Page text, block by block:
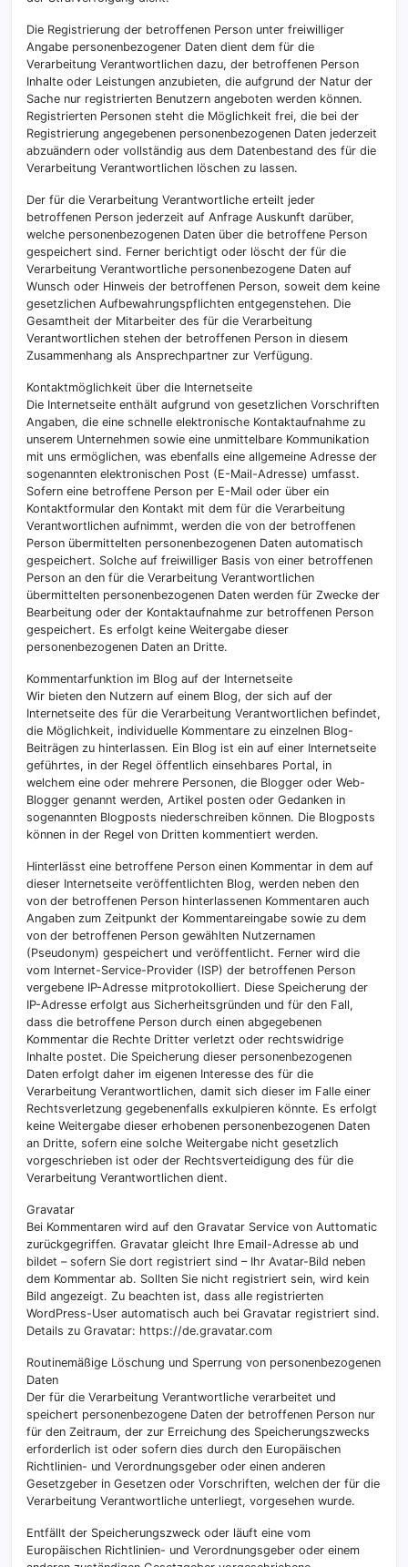
Die Registrierung der betroffenen Person unter freiwilliger
Angabe personenbezogener Daten dient dem für die
Verarbeitung Verantwortlichen dazu, der betroffenen Person
Inhalte oder Leistungen anzubieten, die aufgrund der Natur der
Sache nur registrierten Benutzern angeboten werden können.
Registrierten Personen steht die Möglichkeit frei, die bei der
Registrierung angegebenen personenbezogenen Daten jederzeit
abzuändern oder vollständig aus dem Datenbestand des für die
Verarbeitung Verantwortlichen löschen zu lassen.
Der für die Verarbeitung Verantwortliche erteilt jeder
betroffenen Person jederzeit auf Anfrage Auskunft darüber,
welche personenbezogenen Daten über die betroffene Person
gespeichert sind. Ferner berichtigt oder löscht der für die
Verarbeitung Verantwortliche personenbezogene Daten auf
Wunsch oder Hinweis der betroffenen Person, soweit dem keine
gesetzlichen Aufbewahrungspflichten entgegenstehen. Die
Gesamtheit der Mitarbeiter des für die Verarbeitung
Verantwortlichen stehen der betroffenen Person in diesem
Zusammenhang als Ansprechpartner zur Verfügung.
Kontaktmöglichkeit über die Internetseite
Die Internetseite enthält aufgrund von gesetzlichen Vorschriften
Angaben, die eine schnelle elektronische Kontaktaufnahme zu
unserem Unternehmen sowie eine unmittelbare Kommunikation
mit uns ermöglichen, was ebenfalls eine allgemeine Adresse der
sogenannten elektronischen Post (E-Mail-Adresse) umfasst.
Sofern eine betroffene Person per E-Mail oder über ein
Kontaktformular den Kontakt mit dem für die Verarbeitung
Verantwortlichen aufnimmt, werden die von der betroffenen
Person übermittelten personenbezogenen Daten automatisch
gespeichert. Solche auf freiwilliger Basis von einer betroffenen
Person an den für die Verarbeitung Verantwortlichen
übermittelten personenbezogenen Daten werden für Zwecke der
Bearbeitung oder der Kontaktaufnahme zur betroffenen Person
gespeichert. Es erfolgt keine Weitergabe dieser
personenbezogenen Daten an Dritte.
Kommentarfunktion im Blog auf der Internetseite
Wir bieten den Nutzern auf einem Blog, der sich auf der
Internetseite des für die Verarbeitung Verantwortlichen befindet,
die Möglichkeit, individuelle Kommentare zu einzelnen Blog-
Beiträgen zu hinterlassen. Ein Blog ist ein auf einer Internetseite
geführtes, in der Regel öffentlich einsehbares Portal, in
welchem eine oder mehrere Personen, die Blogger oder Web-
Blogger genannt werden, Artikel posten oder Gedanken in
sogenannten Blogposts niederschreiben können. Die Blogposts
können in der Regel von Dritten kommentiert werden.
Hinterlässt eine betroffene Person einen Kommentar in dem auf
dieser Internetseite veröffentlichten Blog, werden neben den
von der betroffenen Person hinterlassenen Kommentaren auch
Angaben zum Zeitpunkt der Kommentareingabe sowie zu dem
von der betroffenen Person gewählten Nutzernamen
(Pseudonym) gespeichert und veröffentlicht. Ferner wird die
vom Internet-Service-Provider (ISP) der betroffenen Person
vergebene IP-Adresse mitprotokolliert. Diese Speicherung der
IP-Adresse erfolgt aus Sicherheitsgründen und für den Fall,
dass die betroffene Person durch einen abgegebenen
Kommentar die Rechte Dritter verletzt oder rechtswidrige
Inhalte postet. Die Speicherung dieser personenbezogenen
Daten erfolgt daher im eigenen Interesse des für die
Verarbeitung Verantwortlichen, damit sich dieser im Falle einer
Rechtsverletzung gegebenenfalls exkulpieren könnte. Es erfolgt
keine Weitergabe dieser erhobenen personenbezogenen Daten
an Dritte, sofern eine solche Weitergabe nicht gesetzlich
vorgeschrieben ist oder der Rechtsverteidigung des für die
Verarbeitung Verantwortlichen dient.
Gravatar
Bei Kommentaren wird auf den Gravatar Service von Auttomatic
zurückgegriffen. Gravatar gleicht Ihre Email-Adresse ab und
bildet – sofern Sie dort registriert sind – Ihr Avatar-Bild neben
dem Kommentar ab. Sollten Sie nicht registriert sein, wird kein
Bild angezeigt. Zu beachten ist, dass alle registrierten
WordPress-User automatisch auch bei Gravatar registriert sind.
Details zu Gravatar: https://de.gravatar.com
Routinemäßige Löschung und Sperrung von personenbezogenen
Daten
Der für die Verarbeitung Verantwortliche verarbeitet und
speichert personenbezogene Daten der betroffenen Person nur
für den Zeitraum, der zur Erreichung des Speicherungszwecks
erforderlich ist oder sofern dies durch den Europäischen
Richtlinien- und Verordnungsgeber oder einen anderen
Gesetzgeber in Gesetzen oder Vorschriften, welchen der für die
Verarbeitung Verantwortliche unterliegt, vorgesehen wurde.
Entfällt der Speicherungszweck oder läuft eine vom
Europäischen Richtlinien- und Verordnungsgeber oder einem